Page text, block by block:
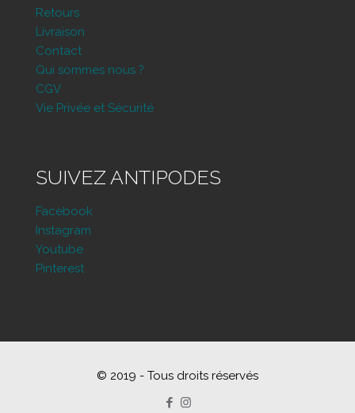
Retours
Livraison
Contact
Qui sommes nous ?
CGV
Vie Privée et Sécurité
SUIVEZ ANTIPODES
Facebook
Instagram
Youtube
Pinterest
© 2019 - Tous droits réservés